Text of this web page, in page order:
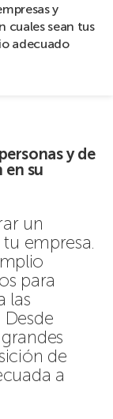
y
cuales sean tus
adecuado
y de
en su
un
empresa.
para
las
Desde
de
a